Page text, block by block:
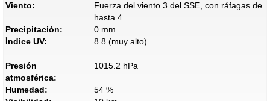
Viento:
Fuerza del viento 3 del SSE, con ráfagas de
hasta 4
Precipitación:
0 mm
Índice UV:
8.8 (muy alto)
Presión
atmosférica:
1015.2 hPa
Humedad:
54 %